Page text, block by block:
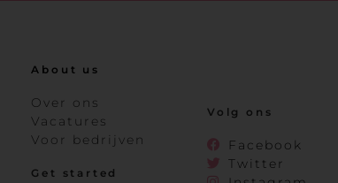
About us
Over ons
Vacatures
Voor bedrijven
Get started
Volg ons
Facebook
Twitter